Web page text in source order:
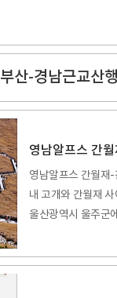
부산-경남근교산
영남알프스 간
영남알프스 간월재
내 고개와 간월재
울산광역시 울주군
가까운 산군을 이루